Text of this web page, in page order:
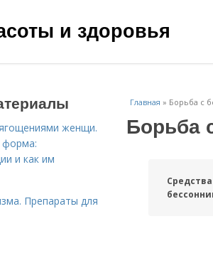
и здоровья
Главная » Борьба с
Борьба
женщи.
форма:
и как им
Препараты для